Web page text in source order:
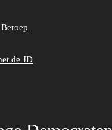
de JD